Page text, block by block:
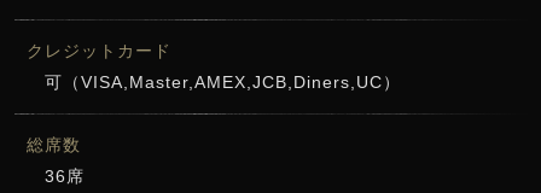
クレジットカード
可（VISA,Master,AMEX,JCB,Diners,UC）
総席数
36席